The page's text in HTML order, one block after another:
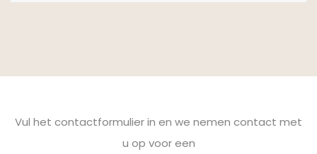
Vul het contactformulier in en we nemen contact met
u op voor een